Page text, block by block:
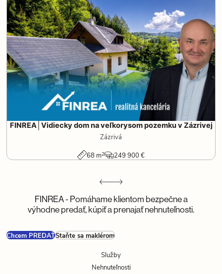
FINREA│Vidiecky dom na veľkorysom pozemku v Zázrivej
Zázrivá
68 m2 249 900 €
FINREA - Pomáhame klientom bezpečne a
výhodne predať, kúpiť a prenajať nehnuteľnosti.
Chcem PREDAŤStaňte sa maklérom
Služby
Nehnuteľnosti